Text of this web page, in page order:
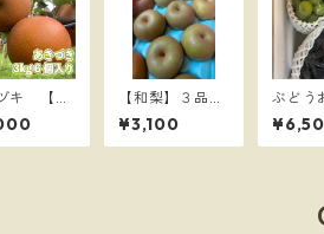
キ 【あ
】3kg
り 80サ
【和梨】３品種
定期便 豊水・
あきづき・甘
太 3kg 80サ
¥3,100
ぶどう
種詰め
ズ